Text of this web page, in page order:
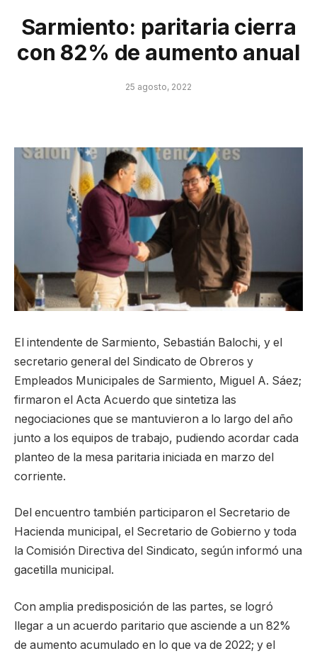
Sarmiento: paritaria cierra
con 82% de aumento anual
25 agosto, 2022
El intendente de Sarmiento, Sebastián Balochi, y el
secretario general del Sindicato de Obreros y
Empleados Municipales de Sarmiento, Miguel A. Sáez;
firmaron el Acta Acuerdo que sintetiza las
negociaciones que se mantuvieron a lo largo del año
junto a los equipos de trabajo, pudiendo acordar cada
planteo de la mesa paritaria iniciada en marzo del
corriente.
Del encuentro también participaron el Secretario de
Hacienda municipal, el Secretario de Gobierno y toda
la Comisión Directiva del Sindicato, según informó una
gacetilla municipal.
Con amplia predisposición de las partes, se logró
llegar a un acuerdo paritario que asciende a un 82%
de aumento acumulado en lo que va de 2022; y el